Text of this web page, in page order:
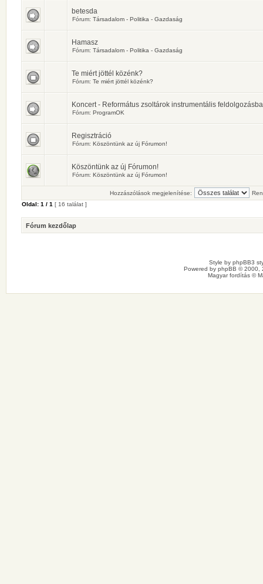
betesda
Fórum: Társadalom - Politika - Gazdaság
Hamasz
Fórum: Társadalom - Politika - Gazdaság
Te miért jöttél közénk?
Fórum: Te miért jöttél közénk?
Koncert - Református zsoltárok instrumentális
Fórum: ProgramOK
Regisztráció
Fórum: Köszöntünk az új Fórumon!
Köszöntünk az új Fórumon!
Fórum: Köszöntünk az új Fórumon!
Hozzászólások megjelenítése:
Oldal: 1 / 1 [ 16 találat ]
Fórum kezdőlap
Style by phpBB3
Powered by phpBB © 2000,
Magyar fordítás ©